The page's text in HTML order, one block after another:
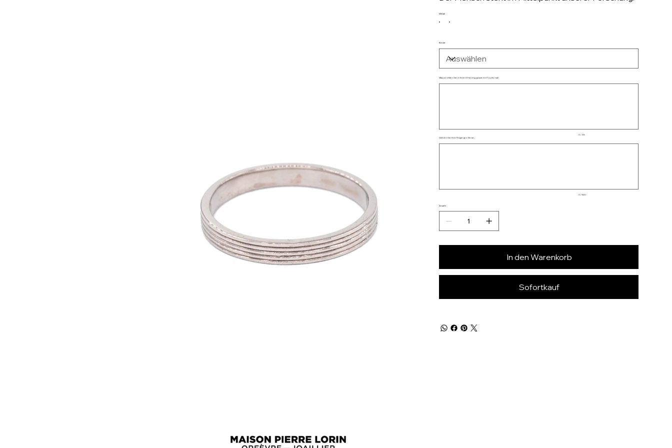
Metall
Breite
Was möchten Sie in Ihren Ehering gravieren? (optional)
0 / 35
Geben Sie Ihre Fingergröße an:
0 / 500
Anzahl
In den Warenkorb
Sofortkauf